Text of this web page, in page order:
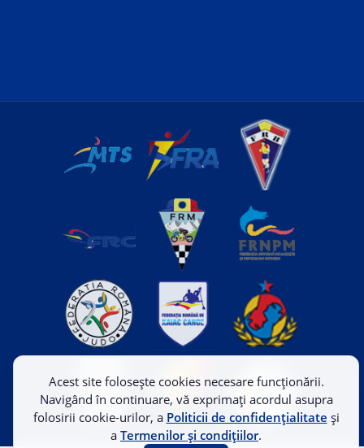
Acest site folosește cookies necesare funcționării.
Navigând în continuare, vă exprimați acordul asupra
folosirii cookie-urilor, a Politicii de confidențialitate și
a Termenilor și condițiilor.